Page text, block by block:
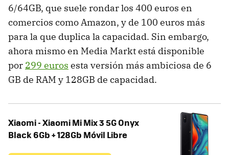
6/64GB, que suele rondar los 400 euros en
comercios como Amazon, y de 100 euros más
para la que duplica la capacidad. Sin embargo,
ahora mismo en Media Markt está disponible
por 299 euros esta versión más ambiciosa de 6
GB de RAM y 128GB de capacidad.
Xiaomi - Xiaomi Mi Mix 3 5G Onyx
Black 6Gb + 128Gb Móvil Libre